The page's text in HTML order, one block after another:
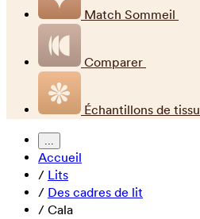
Match Sommeil
Comparer
Échantillons de tissu
...
Accueil
/ Lits
/ Des cadres de lit
/ Cala